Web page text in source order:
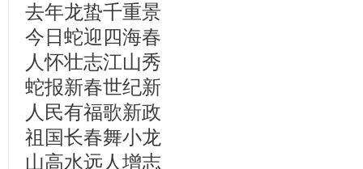
去年龙蛰千重景
今日蛇迎四海春
人怀壮志江山秀
蛇报新春世纪新
人民有福歌新政
祖国长春舞小龙
山高水远人增志